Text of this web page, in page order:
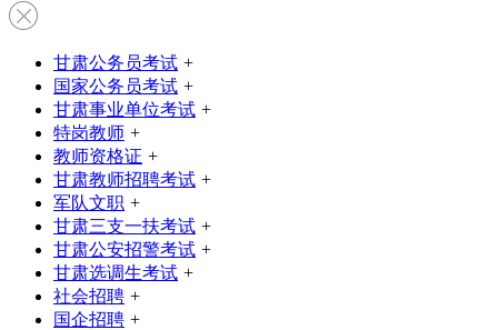
甘肃公务员考试 +
国家公务员考试 +
甘肃事业单位考试 +
特岗教师 +
教师资格证 +
甘肃教师招聘考试 +
军队文职 +
甘肃三支一扶考试 +
甘肃公安招警考试 +
甘肃选调生考试 +
社会招聘 +
国企招聘 +